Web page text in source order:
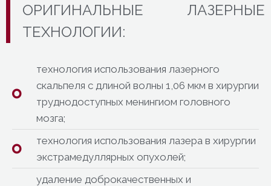
ОРИГИНАЛЬНЫЕ ЛАЗЕРНЫЕ
ТЕХНОЛОГИИ:
технология использования лазерного
скальпеля с длиной волны 1,06 мкм в хирургии
труднодоступных менингиом головного
мозга;
технология использования лазера в хирургии
экстрамедуллярных опухолей;
удаление доброкачественных и